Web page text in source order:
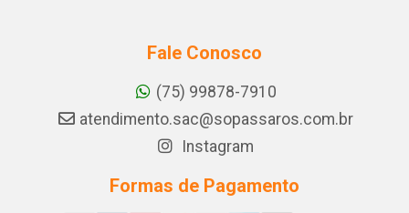
Fale Conosco
(75) 99878-7910
atendimento.sac@sopassaros.com.br
Instagram
Formas de Pagamento